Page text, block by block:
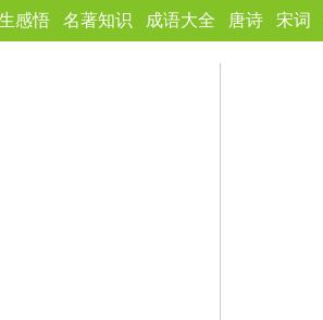
感悟 名著知识 成语大全 唐诗 宋词